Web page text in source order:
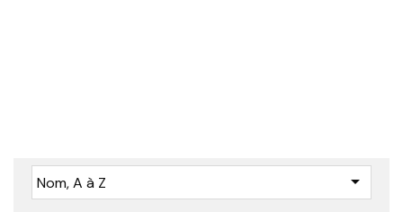
Nom, A à Z 